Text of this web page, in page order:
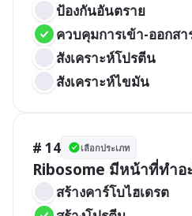
ป้องกันอันตราย
ควบคุมการเข้า-ออกสา
สังเคราะห์โปรตีน
สังเคราะห์ไขมัน
# 14 เลือกประเภท
Ribosome มีหน้าที่ทำอ
สร้างคาร์โบไฮเดรต